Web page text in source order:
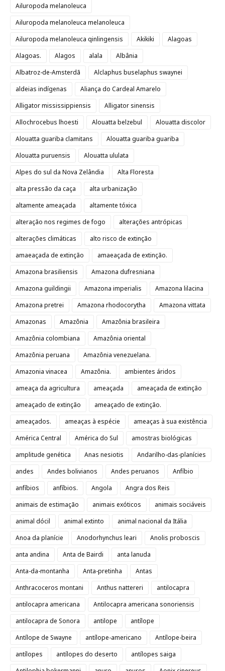
Ailuropoda melanoleuca
Ailuropoda melanoleuca melanoleuca
Ailuropoda melanoleuca qinlingensis
Akikiki
Alagoas
Alagoas.
Alagos alala
Albânia
Albatroz-de-Amsterdã
Alclaphus buselaphus swaynei
aldeias indígenas
Aliança do Cardeal Amarelo
Alligator mississippiensis
Alligator sinensis
Allochrocebus lhoesti
Alouatta belzebul
Alouatta discolor
Alouatta guariba clamitans
Alouatta guariba guariba
Alouatta puruensis
Alouatta ululata
Alpes do sul da Nova Zelândia
Alta Floresta
alta pressão da caça
alta urbanização
altamente ameaçada
altamente tóxica
alteração nos regimes de fogo
alterações antrópicas
alterações climáticas
alto risco de extinção
amaeaçada de extinção
amaeaçada de extinção.
Amazona brasiliensis
Amazona dufresniana
Amazona guildingii
Amazona imperialis
Amazona lilacina
Amazona pretrei
Amazona rhodocorytha
Amazona vittata
Amazonas
Amazônia
Amazônia brasileira
Amazônia colombiana
Amazônia oriental
Amazônia peruana
Amazônia venezuelana.
Amazonia vinacea
Amazônia.
ambientes áridos
ameaça da agricultura
ameaçada
ameaçada de extinção
ameaçado de extinção
ameaçado de extinção.
ameaçados.
ameaças à espécie
ameaças à sua existência
América Central
América do Sul
amostras biológicas
amplitude genética
Anas nesiotis
Andarilho-das-planícies
andes
Andes bolivianos Andes peruanos
Anfíbio
anfíbios
anfíbios. Angola
Angra dos Reis
animais de estimação
animais exóticos
animais sociáveis
animal dócil
animal extinto
animal nacional da Itália
Anoa da planície
Anodorhynchus leari
Anolis proboscis
anta andina
Anta de Bairdi
anta lanuda
Anta-da-montanha
Anta-pretinha
Antas
Anthracoceros montani
Anthus nattereri
antilocapra
antilocapra americana
Antilocapra americana sonoriensis
antilocapra de Sonora
antilope
antílope
Antílope de Swayne
antílope-americano
Antílope-beira
antílopes
antílopes do deserto
antílopes saiga